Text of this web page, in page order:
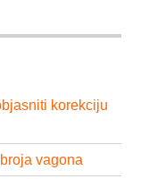
korekciju
vagona